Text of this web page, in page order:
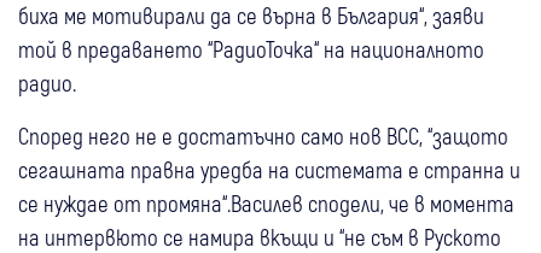
биха ме мотивирали да се върна в България“, заяви
той в предаването “РадиоТочка“ на националното
радио.
Според него не е достатъчно само нов ВСС, “защото
сегашната правна уредба на системата е странна и
се нуждае от промяна“.Василев сподели, че в момента
на интервюто се намира вкъщи и “не съм в Руското